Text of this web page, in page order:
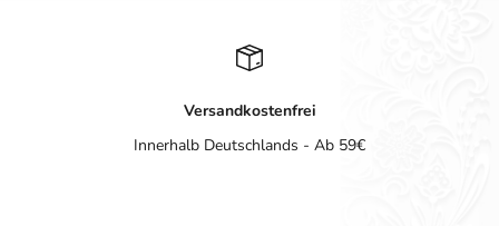
Versandkostenfrei
Innerhalb Deutschlands - Ab 59€